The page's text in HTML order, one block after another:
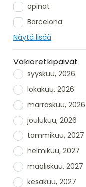
apinat
Barcelona
Näytä lisää
Vakioretkipäivät
syyskuu, 2026
lokakuu, 2026
marraskuu, 2026
joulukuu, 2026
tammikuu, 2027
helmikuu, 2027
maaliskuu, 2027
kesäkuu, 2027